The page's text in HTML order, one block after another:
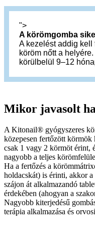
">
A körömgomba
A kezelést addig kell
köröm nőtt a
körülbelül 9–12
Mikor javasolt
A Kitonail® gyógyszeres
közepesen fertőzött körmök
csak 1 vagy 2 körmöt érint,
nagyobb a teljes
Ha a fertőzés a
holdacskát) is érinti, akkor
szájon át alkalmazandó
érdekében (ahogyan a
Nagyobb kiterjedésű
terápia alkalmazása és